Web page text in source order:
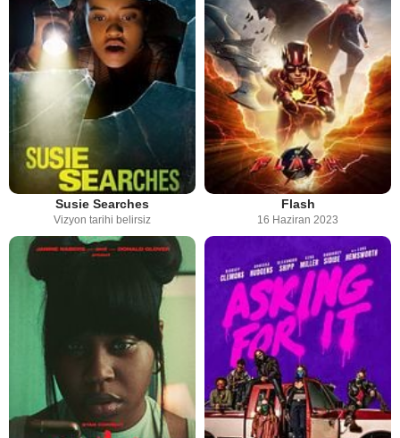
Susie Searches
Vizyon tarihi belirsiz
Flash
16 Haziran 2023